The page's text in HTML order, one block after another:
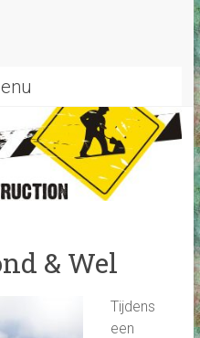
& Wel
Tijdens
een